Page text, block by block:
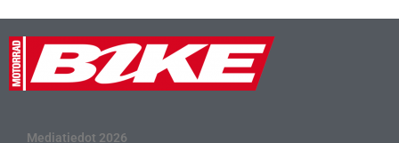
Mediatiedot 2026